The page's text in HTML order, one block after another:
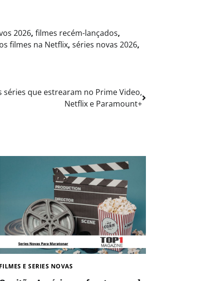
2026, filmes recém-lançados,
filmes na Netflix, séries novas 2026,
séries que estrearam no Prime Video,
Netflix e Paramount+
FILMES E SERIES NOVAS​